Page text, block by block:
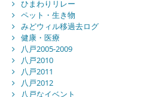
ひまわりリレー
ペット・生き物
みどウィル移過去ログ
健康・医療
八戸2005-2009
八戸2010
八戸2011
八戸2012
八戸なイベント